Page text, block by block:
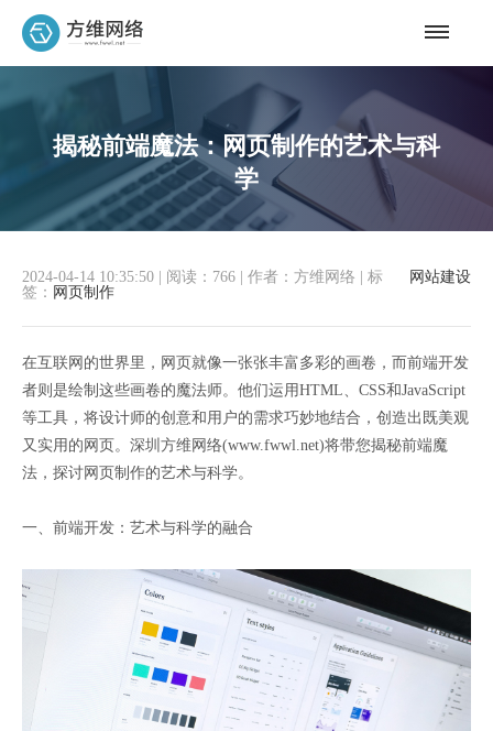
揭秘前端魔法：网页制作的艺术与科
学
网站建设
2024-04-14 10:35:50 阅读：766 作者：方维网络
标
签： 网页制作
在互联网的世界里，网页就像一张张丰富多彩的画卷，而前端开发
者则是绘制这些画卷的魔法师。他们运用HTML、CSS和JavaScript
等工具，将设计师的创意和用户的需求巧妙地结合，创造出既美观
又实用的网页。深圳方维网络(www.fwwl.net)将带您揭秘前端魔
法，探讨网页制作的艺术与科学。
一、前端开发：艺术与科学的融合